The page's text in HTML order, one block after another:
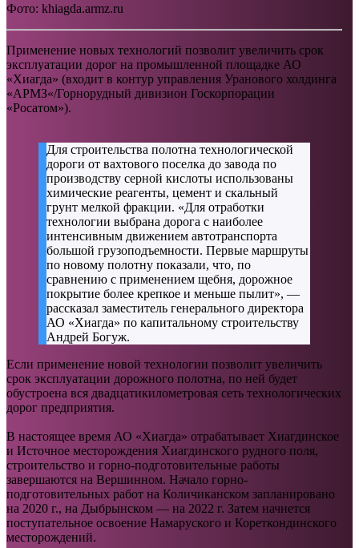
Фото: khiagda.armz.ru
Применение новых технологий позволит увеличить срок
эксплуатации дорог на промышленной площадке АО
«Хиагда» (входит в контур управления Уранового холдинга
«АРМЗ«/Горнорудный дивизион Госкорпорации
«Росатом»).
Для строительства полотна технологической
дороги от вахтового поселка до завода по
производству серной кислоты использованы
химические реагенты, цемент и скальный
грунт мелкой фракции. «Для отработки
технологии выбрана дорога с наиболее
интенсивным движением автотранспорта
большой грузоподъемности. Первые маршруты
по новому полотну показали, что, по
сравнению с применением щебня, дорожное
покрытие более крепкое и меньше пылит», —
рассказал заместитель генерального директора
АО «Хиагда» по капитальному строительству
Андрей Богуж.
Если применение новой технологии позволит увеличить
срок эксплуатации дорожного полотна, по ней будет
обустроена вся двадцатикилометровая сеть технологических
дорог предприятия.
В настоящее время АО «Хиагда» отрабатывает Хиагдинское
и Источное месторождения Хиагдинского рудного поля,
строительство и горно-подготовительные работы
завершаются на Вершинном. Начало горно-
подготовительных работ на Количиканском запланировано
на 2020 г., на Дыбрынском — на 2022 г. Затем начнется
поступательное освоение Намаруского и Кореткондинского
месторождений.